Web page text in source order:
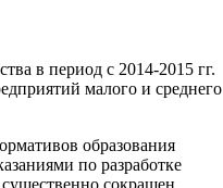
в период с 2014-2015 гг.
малого и среднего
образования
по разработке